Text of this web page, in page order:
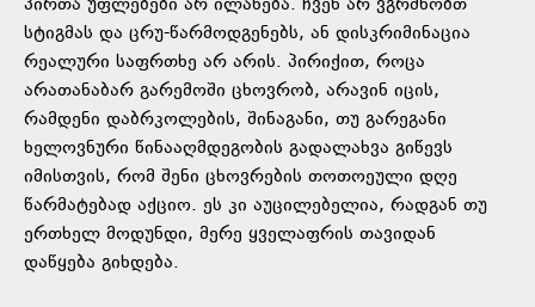
სტიგმას და ცრუ-წარმოდგენებს, ან დისკრიმინაცია
რეალური საფრთხე არ არის. პირიქით, როცა
არათანაბარ გარემოში ცხოვრობ, არავინ იცის,
რამდენი დაბრკოლების, შინაგანი, თუ გარეგანი
ხელოვნური წინააღმდეგობის გადალახვა გიწევს
იმისთვის, რომ შენი ცხოვრების თოთოეული დღე
წარმატებად აქციო. ეს კი აუცილებელია, რადგან თუ
ერთხელ მოდუნდი, მერე ყველაფრის თავიდან
დაწყება გიხდება.